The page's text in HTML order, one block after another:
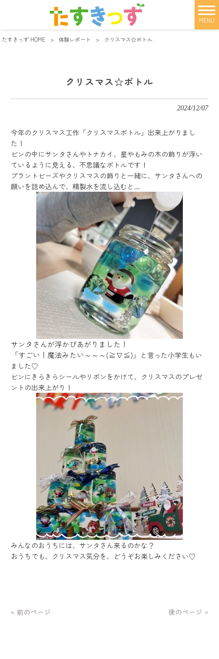
MENU
たすきっず HOME > 体験レポート > クリスマス☆ボトル
クリスマス☆ボトル
2024/12/07
今年のクリスマス工作「クリスマスボトル」出来上がりまし
た！
ビンの中にサンタさんやトナカイ、星やもみの木の飾りが浮い
ているように見える、不思議なボトルです！
プラントビーズやクリスマスの飾りと一緒に、サンタさんへの
願いを詰め込んで、精製水を流し込むと…
サンタさんが浮かびあがりました！
「すごい！魔法みたい～～～(≧∇≦)」
と言った小学生もい
ました♡
ビンにきらきらシールやリボンをかけて、クリスマスのプレゼ
ントの出来上がり！
みんなのおうちには、サンタさん来るのかな？
おうちでも、クリスマス気分を、どうぞお楽しみください♡
« 前のページ 後のページ »